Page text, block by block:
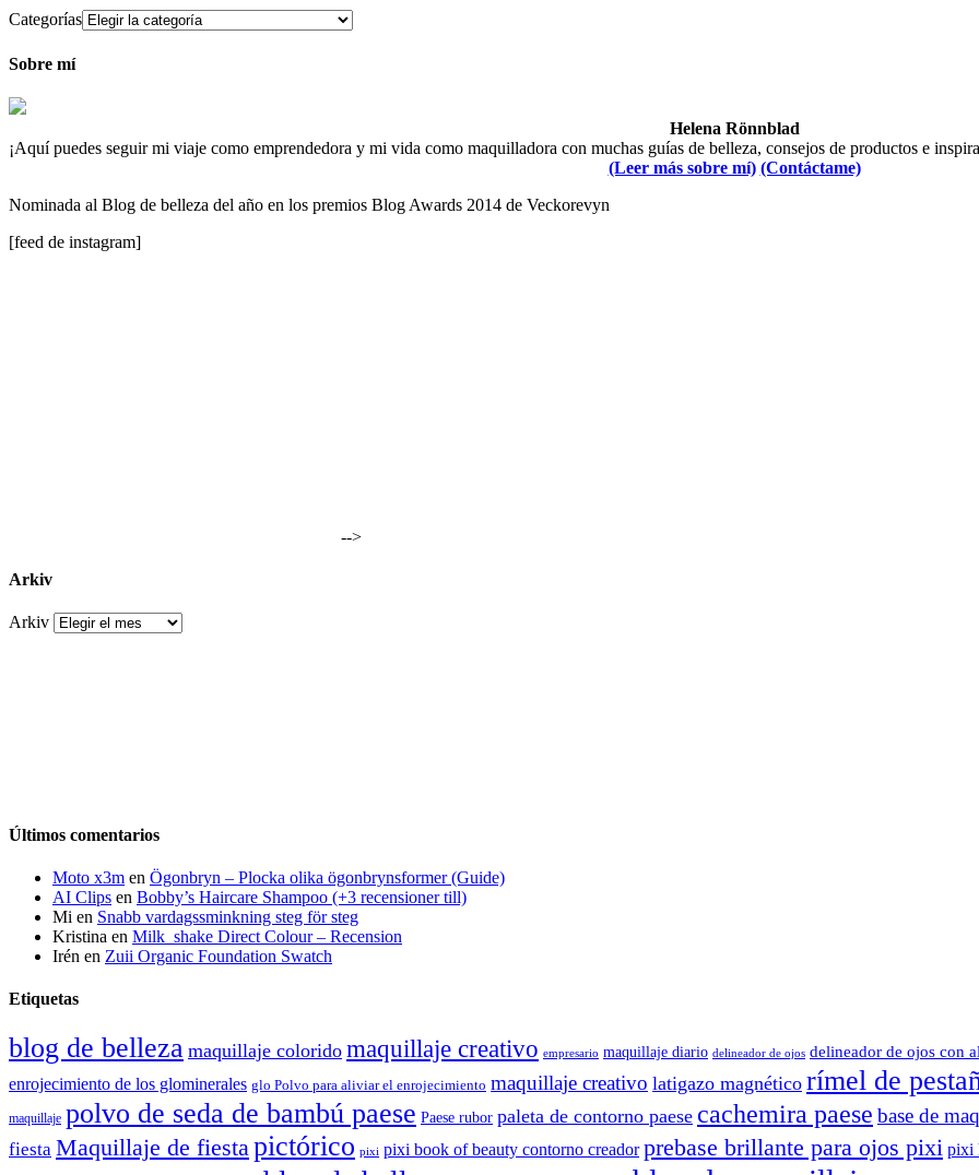
Categorías
Sobre mí
Helena Rönnblad
¡Aquí puedes seguir mi viaje como emprendedora y mi vida como maquilladora con muchas guías de belleza, consejos de productos e
(Leer más sobre mí) (Contáctame)
Nominada al Blog de belleza del año en los premios Blog Awards 2014 de Veckorevyn
[feed de instagram]
-->
Arkiv
Arkiv
Últimos comentarios
Moto x3m en Ögonbryn – Plocka olika ögonbrynsformer (Guide)
AI Clips en Bobby’s Haircare Shampoo (+3 recensioner till)
Mi en Snabb vardagssminkning steg för steg
Kristina en Milk_shake Direct Colour – Recension
Irén en Zuii Organic Foundation Swatch
Etiquetas
blog de belleza maquillaje colorido maquillaje creativo empresario maquillaje diario delineador de ojos delineador de ojos con
enrojecimiento de los glominerales glo Polvo para aliviar el enrojecimiento maquillaje creativo latigazo magnético rímel de
maquillaje polvo de seda de bambú paese Paese rubor paleta de contorno paese cachemira paese base de
fiesta Maquillaje de fiestapictórico pixi pixi book of beauty contorno creador prebase brillante para ojos pixi pixi